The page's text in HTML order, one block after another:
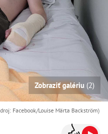
Zobraziť galériu (2)
Facebook/Louise Märta Backström)